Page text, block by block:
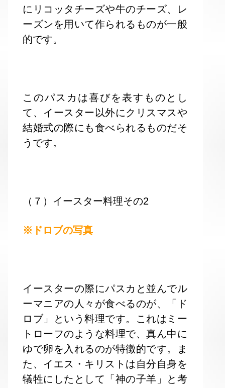
にリコッタチーズや牛のチーズ、レ
ーズンを用いて作られるものが一般
的です。
このパスカは喜びを表すものとし
て、イースター以外にクリスマスや
結婚式の際にも食べられるものだそ
うです。
（７）イースター料理その2
※ドロブの写真
イースターの際にパスカと並んでル
ーマニアの人々が食べるのが、「ド
ロブ」という料理です。これはミー
トローフのような料理で、真ん中に
ゆで卵を入れるのが特徴的です。ま
た、イエス・キリストは自分自身を
犠牲にしたとして「神の子羊」と考